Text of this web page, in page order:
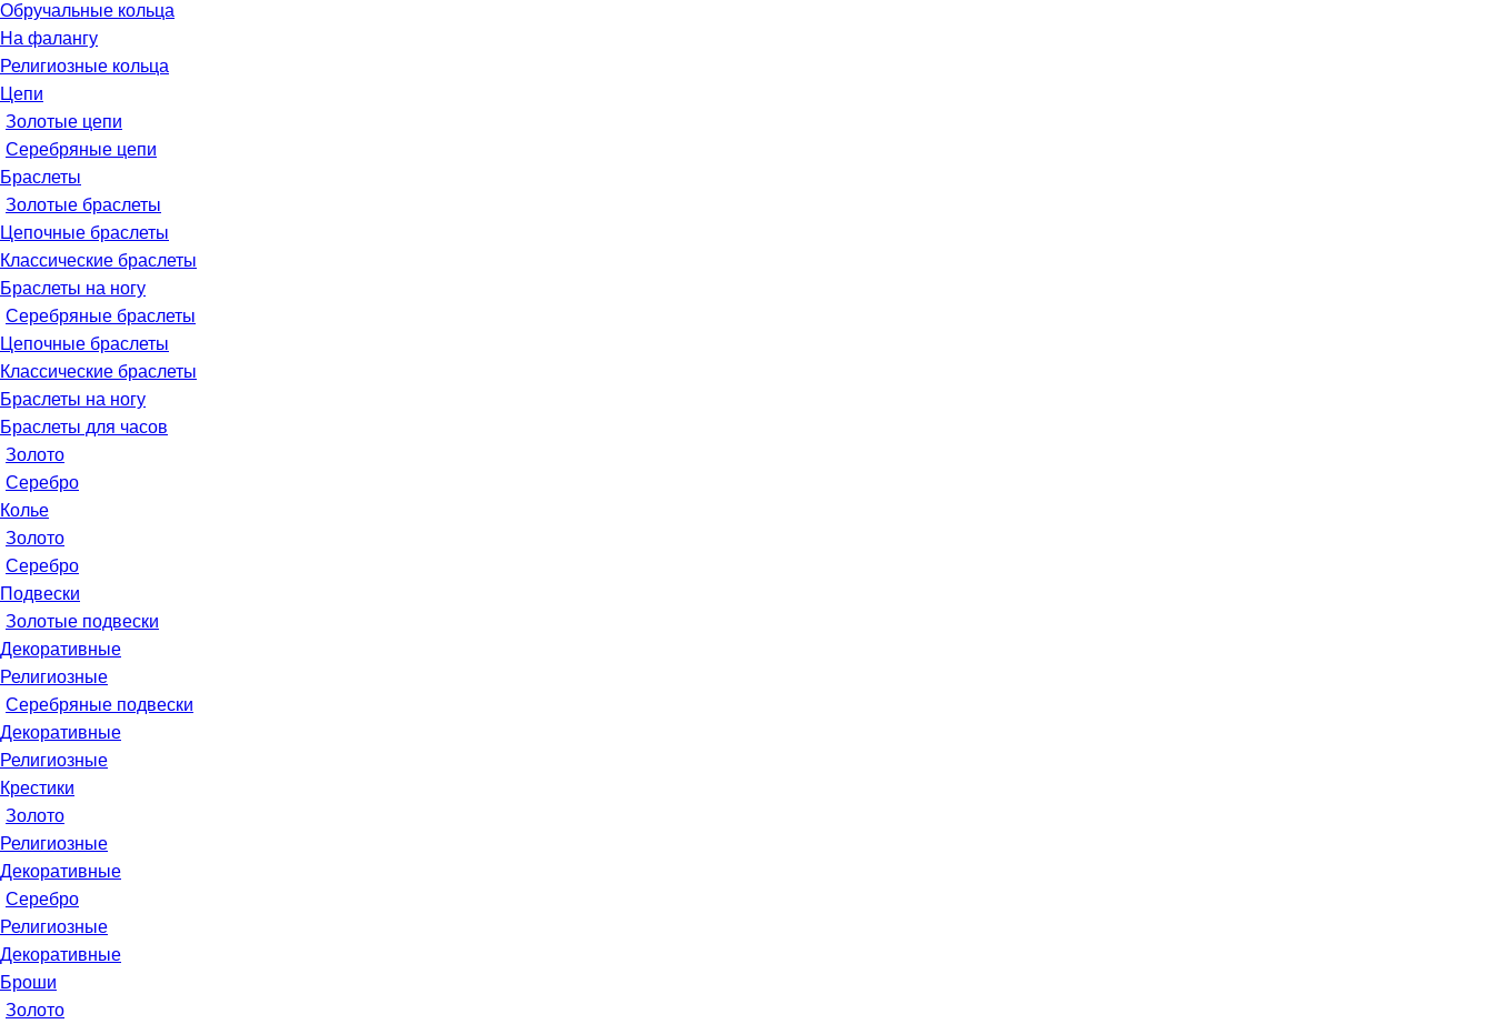
Обручальные кольца
На фалангу
Религиозные кольца
Цепи
Золотые цепи
Серебряные цепи
Браслеты
Золотые браслеты
Цепочные браслеты
Классические браслеты
Браслеты на ногу
Серебряные браслеты
Цепочные браслеты
Классические браслеты
Браслеты на ногу
Браслеты для часов
Золото
Серебро
Колье
Золото
Серебро
Подвески
Золотые подвески
Декоративные
Религиозные
Серебряные подвески
Декоративные
Религиозные
Крестики
Золото
Религиозные
Декоративные
Серебро
Религиозные
Декоративные
Броши
Золото